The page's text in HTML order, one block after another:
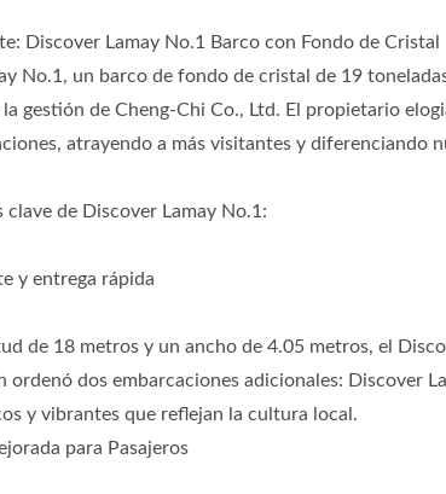
Discover Lamay No.1 Barco con Fondo de Cristal
No.1, un barco de fondo de cristal de 19
gestión de Cheng-Chi Co., Ltd. El propietario
atrayendo a más visitantes y diferenciando
clave de Discover Lamay No.1:
y entrega rápida
de 18 metros y un ancho de 4.05 metros, el
ordenó dos embarcaciones adicionales: Discover
y vibrantes que reflejan la cultura local.
para Pasajeros
De Línea Larga
Barco De Pesca En
48 Pies